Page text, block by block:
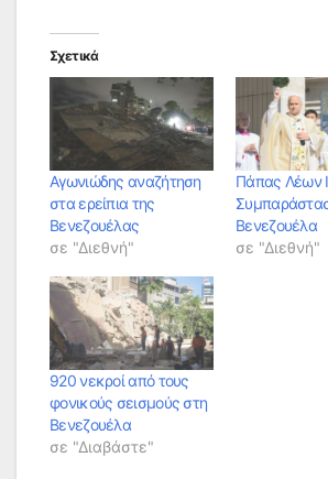
Σχετικά
Αγωνιώδης αναζήτηση
στα ερείπια της
Βενεζουέλας
σε "Διεθνή"
Πάπας Λέων
Βενεζουέλα
σε "Διεθνή"
920 νεκροί από τους
φονικούς σεισμούς στη
Βενεζουέλα
σε "Διαβάστε"